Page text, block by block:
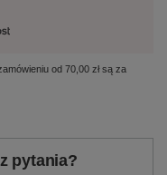
od 70,00 złsą za
pytania?